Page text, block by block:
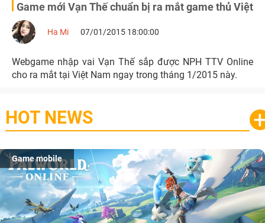
Game mới Vạn Thế chuẩn bị ra mắt game thủ Việt
Ha Mi 07/01/2015 18:00:00
Webgame nhập vai Vạn Thế sắp được NPH TTV Online
cho ra mắt tại Việt Nam ngay trong tháng 1/2015 này.
HOT NEWS
Game mobile